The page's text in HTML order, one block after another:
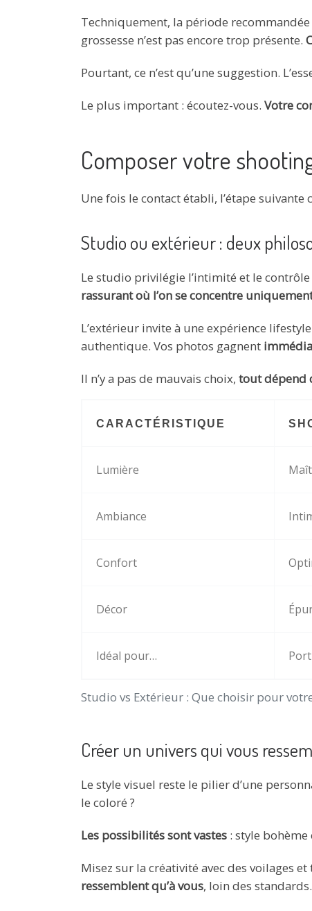
Techniquement, la période
grossesse n’est pas encore trop présente.
Pourtant, ce n’est qu’une suggestion.
Le plus important : écoutez-vous. Votre
Composer votre
Une fois le contact établi, l’étape suivante
Studio ou extérieur : deux
Le studio privilégie l’intimité et le
rassurant où l’on se concentre
L’extérieur invite à une expérience
authentique. Vos photos gagnent
Il n’y a pas de mauvais choix, tout dépend
Studio vs Extérieur : Que choisir pour
CARACTÉRISTIQUE
Lumière
Ambiance
Confort
Décor
Idéal pour…
Créer un univers qui vous
Le style visuel reste le pilier d’une
le coloré ?
Les possibilités sont vastes : style
Misez sur la créativité avec des voilages
ressemblent qu’à vous, loin des standards.